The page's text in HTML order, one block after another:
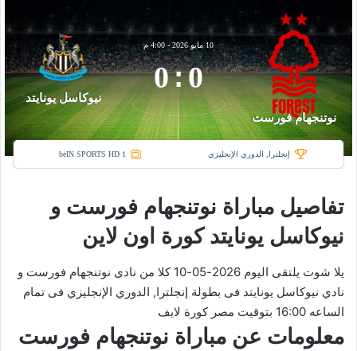
نوتنجهام فورست
10 مايو 2026 - 4:00 م
0
:
0
نيوكاسل يونايتد
إنجلترا, الدوري الإنجليزي beIN SPORTS HD 1
تفاصيل مباراة نوتنجهام فورست و
نيوكاسل يونايتد كورة اون لاين
يلا شوت يلتقى اليوم 2026-05-10 كلا من نادى نوتنجهام فورست و
نادي نيوكاسل يونايتد فى بطولة إنجلترا, الدوري الإنجليزي فى تمام
الساعه 16:00 بتوقيت مصر كورة لايف
معلومات عن مباراة نوتنجهام فورست